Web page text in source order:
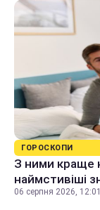
ГОРОСКОПИ
З ними краще
наймстивіші
06 серпня 2026, 12:01